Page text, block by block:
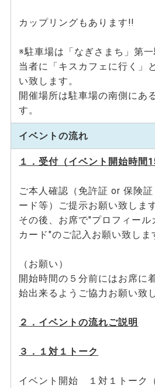
カップリングもあります!!
※駐車場は「なぎさまち」第
当者に「キスカフェに行く」
い致します。
開催場所は駐車場の南側にあ
す。
イベントの流れ
１．受付（イベント開始時間
ご本人確認（免許証 or 保険
ード等）ご提示お願い致します
その後、お席で"プロフィール
カード"のご記入お願い致しま
（お願い）
開始時間の５分前にはお席に
始出来るようご協力お願い致
２．イベントの流れご説明
３．１対１トーク
イベント開始 １対１トーク